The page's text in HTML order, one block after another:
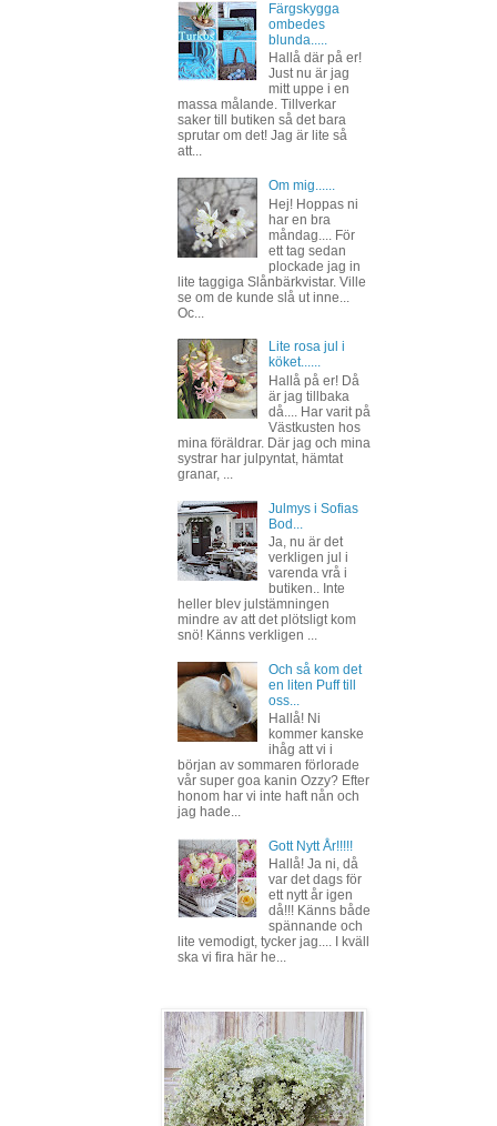
Färgskygga
ombedes
blunda.....
Hallå där på er!
Just nu är jag
mitt uppe i en
massa målande. Tillverkar
saker till butiken så det bara
sprutar om det! Jag är lite så
att...
Om mig......
Hej! Hoppas ni
har en bra
måndag.... För
ett tag sedan
plockade jag in
lite taggiga Slånbärkvistar. Ville
se om de kunde slå ut inne...
Oc...
Lite rosa jul i
köket......
Hallå på er! Då
är jag tillbaka
då.... Har varit på
Västkusten hos
mina föräldrar. Där jag och mina
systrar har julpyntat, hämtat
granar, ...
Julmys i Sofias
Bod...
Ja, nu är det
verkligen jul i
varenda vrå i
butiken.. Inte
heller blev julstämningen
mindre av att det plötsligt kom
snö! Känns verkligen ...
Och så kom det
en liten Puff till
oss...
Hallå! Ni
kommer kanske
ihåg att vi i
början av sommaren förlorade
vår super goa kanin Ozzy? Efter
honom har vi inte haft nån och
jag hade...
Gott Nytt År!!!!!
Hallå! Ja ni, då
var det dags för
ett nytt år igen
då!!! Känns både
spännande och
lite vemodigt, tycker jag.... I kväll
ska vi fira här he...